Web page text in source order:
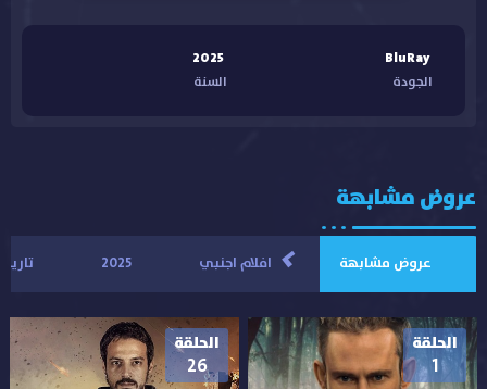
BluRay
الجودة
2025
السنة
عروض مشابهة
عروض مشابهة > افلام اجنبي 2025
الحلقة
1
الحلقة
26